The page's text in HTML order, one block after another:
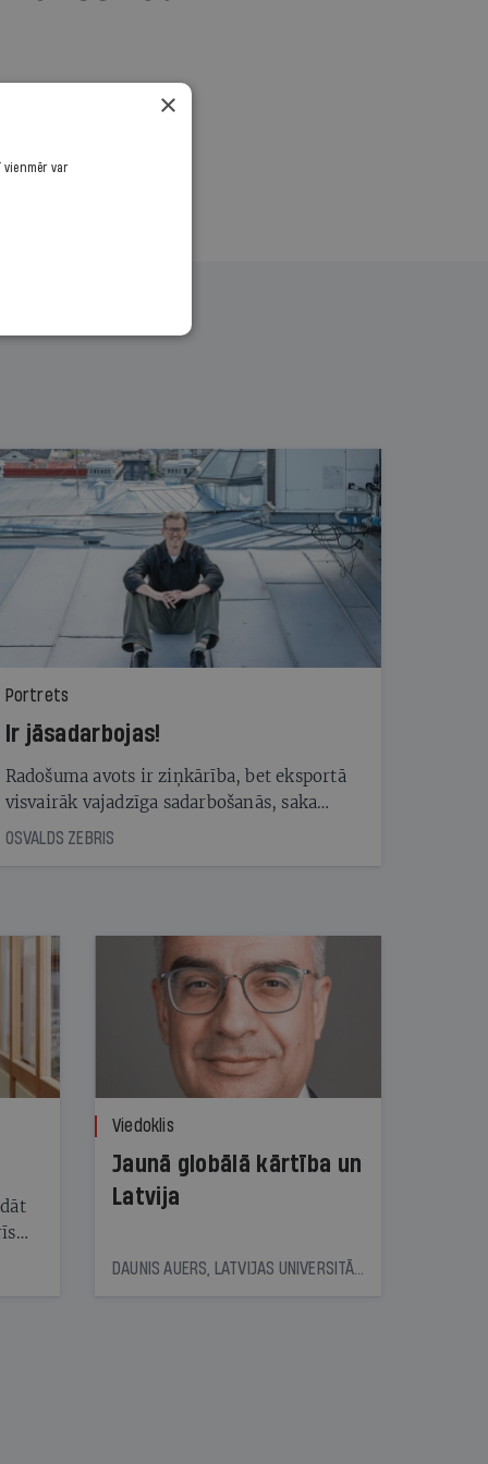
Portrets
Ir jāsadarbojas!
Radošuma avots ir ziņkārība, bet eksportā
visvairāk vajadzīga sadarbošanās, saka
Andris Rubīns, kurš reklāmas nozarē strādā
OSVALDS ZEBRIS
Viedoklis
Jaunā globālā kārtība un
Latvija
DAUNIS AUERS, LATVIJAS UNIVERSITĀTES ASOCIĒTAIS PROFESORS, DOMNĪCAS LASER VALDES PRIEKŠSĒDĒTĀJS
×
var